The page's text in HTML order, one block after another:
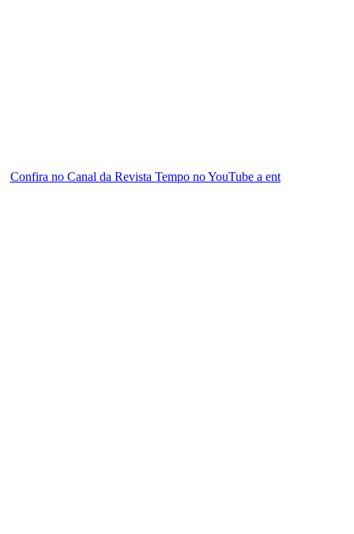
Confira no Canal da Revista Tempo no YouTube a ent